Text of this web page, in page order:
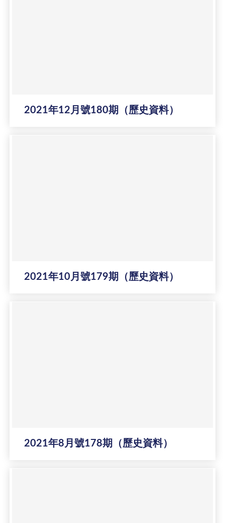
2021年12月號180期（歷史資料）
2021年10月號179期（歷史資料）
2021年8月號178期（歷史資料）